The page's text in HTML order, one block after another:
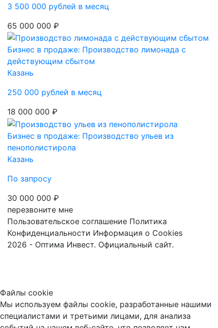
3 500 000 рублей в месяц
65 000 000 ₽
Бизнес в продаже: Производство лимонада с
действующим сбытом
Казань
250 000 рублей в месяц
18 000 000 ₽
Бизнес в продаже: Производство ульев из
пенополистирола
Казань
По запросу
30 000 000 ₽
перезвоните мне
Пользовательское соглашение Политика
Конфиденциальности Информация о Cookies
2026 - Оптима Инвест. Официальный сайт.
Файлы cookie
Мы используем файлы cookie, разработанные нашими
специалистами и третьими лицами, для анализа